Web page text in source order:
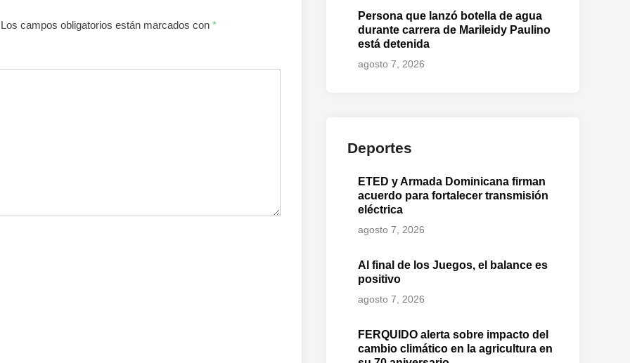
Los campos obligatorios están marcados con *
Persona que lanzó botella de agua
durante carrera de Marileidy Paulino
está detenida
agosto 7, 2026
Deportes
ETED y Armada Dominicana firman
acuerdo para fortalecer transmisión
eléctrica
agosto 7, 2026
Al final de los Juegos, el balance es
positivo
agosto 7, 2026
FERQUIDO alerta sobre impacto del
cambio climático en la agricultura en